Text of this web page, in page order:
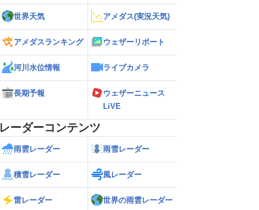
世界天気 アメダス(実況天気)
アメダスランキング ウェザーリポート
河川水位情報 ライブカメラ
長期予報
ウェザーニュース
LiVE
レーダーコンテンツ
雨雲レーダー 雨雪レーダー
積雪レーダー 風レーダー
雷レーダー 世界の雨雲レーダー